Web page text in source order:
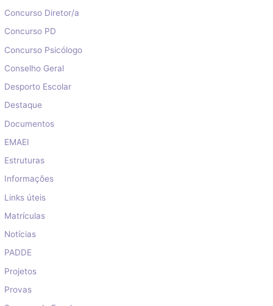
Concurso Diretor/a
Concurso PD
Concurso Psicólogo
Conselho Geral
Desporto Escolar
Destaque
Documentos
EMAEI
Estruturas
Informações
Links úteis
Matrículas
Notícias
PADDE
Projetos
Provas